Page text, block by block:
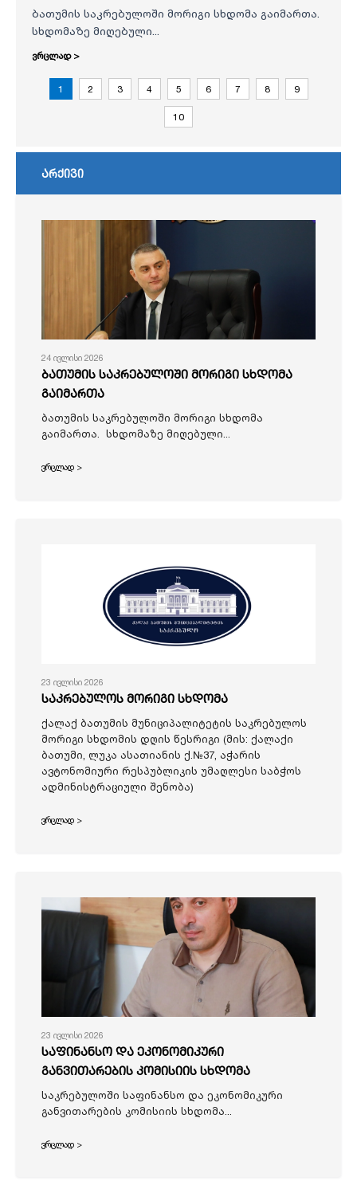
ბათუმის საკრებულოში მორიგი სხდომა გაიმართა.
სხდომაზე მიღებული...
ვრცლად >
1 2 3 4 5 6 7 8 9
10
არქივი
24 ივლისი 2026
ბათუმის საკრებულოში მორიგი სხდომა
გაიმართა
ბათუმის საკრებულოში მორიგი სხდომა
გაიმართა. სხდომაზე მიღებული...
ვრცლად >
23 ივლისი 2026
საკრებულოს მორიგი სხდომა
ქალაქ ბათუმის მუნიციპალიტეტის საკრებულოს
მორიგი სხდომის დღის წესრიგი (მის: ქალაქი
ბათუმი, ლუკა ასათიანის ქ.№37, აჭარის
ავტონომიური რესპუბლიკის უმაღლესი საბჭოს
ადმინისტრაციული შენობა)
ვრცლად >
23 ივლისი 2026
საფინანსო და ეკონომიკური
განვითარების კომისიის სხდომა
საკრებულოში საფინანსო და ეკონომიკური
განვითარების კომისიის სხდომა...
ვრცლად >